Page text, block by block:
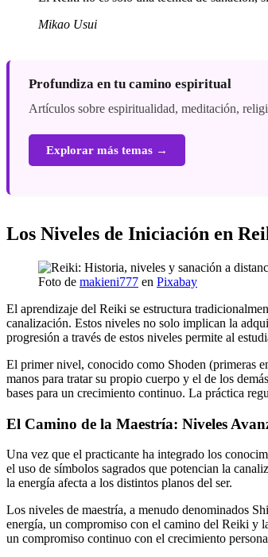
Mikao Usui
Profundiza en tu camino espiritual
Artículos sobre espiritualidad, meditación,
Explorar más temas →
Los Niveles de Iniciación en
Foto de makieni777 en Pixabay
El aprendizaje del Reiki se estructura
canalización. Estos niveles no solo implican la
progresión a través de estos niveles permite al
El primer nivel, conocido como Shoden (primeras
manos para tratar su propio cuerpo y el de los
bases para un crecimiento continuo. La práctica
El Camino de la Maestría: Niveles
Una vez que el practicante ha integrado los
el uso de símbolos sagrados que potencian la
la energía afecta a los distintos planos del ser.
Los niveles de maestría, a menudo denominados
energía, un compromiso con el camino del Reiki y
un compromiso continuo con el crecimiento